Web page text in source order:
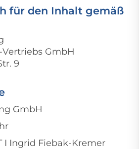
für den Inhalt gemäß
GmbH
9
GmbH
I Ingrid Fiebak-Kremer